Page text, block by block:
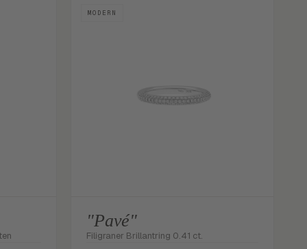
MODERN
"Pavé"
Filigraner Brillantring 0.41 ct.